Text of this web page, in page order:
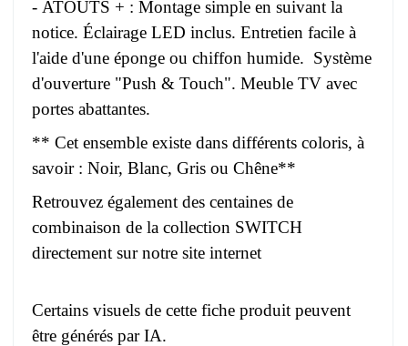
- ATOUTS + : Montage simple en suivant la
notice. Éclairage LED inclus. Entretien facile à
l'aide d'une éponge ou chiffon humide. Système
d'ouverture "Push & Touch". Meuble TV avec
portes abattantes.
** Cet ensemble existe dans différents coloris, à
savoir : Noir, Blanc, Gris ou Chêne**
Retrouvez également des centaines de
combinaison de la collection SWITCH
directement sur notre site internet
Certains visuels de cette fiche produit peuvent
être générés par IA.